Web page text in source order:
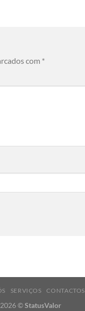
com *
SERVIÇOS CONTACTOS
©StatusValor